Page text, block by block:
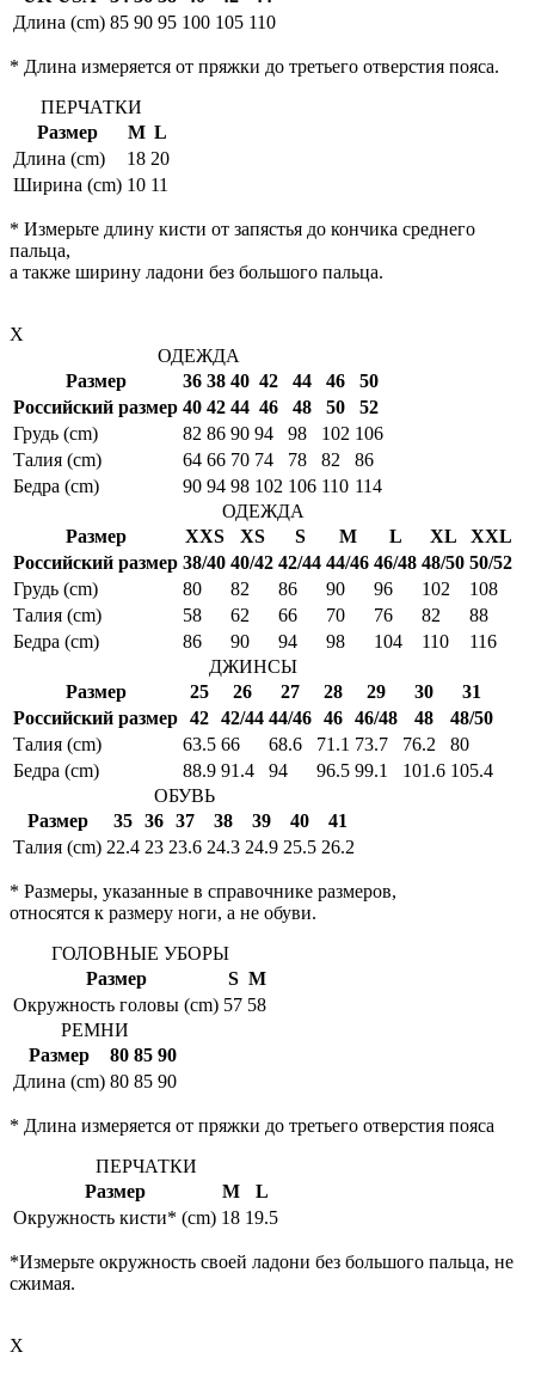
Длина (cm) 85 90 95 100 105 110
* Длина измеряется от пряжки до третьего отверстия пояса.
ПЕРЧАТКИ
Размер
M L
Длина (cm)
18 20
Ширина (cm) 10 11
* Измерьте длину кисти от запястья до кончика среднего
пальца,
а также ширину ладони без большого пальца.
X
ОДЕЖДА
Размер
36 38 40 42 44 46
50
Российский размер 40 42 44 46 48 50
52
Грудь (cm)
82 86 90 94 98 102 106
Талия (cm)
64 66 70 74 78 82
86
Бедра (cm)
90 94 98 102 106 110 114
ОДЕЖДА
Размер
XXS XS S M L XL
XXL
Российский размер 38/40 40/42 42/44 44/46 46/48 48/50 50/52
Грудь (cm)
80 82 86 90 96 102
108
Талия (cm)
58 62 66 70 76 82
88
Бедра (cm)
86 90 94 98 104 110
116
ДЖИНСЫ
Размер
25 26 27 28 29 30
31
Российский размер 42 42/44 44/46 46 46/48 48
48/50
Талия (cm)
63.5 66 68.6 71.1 73.7 76.2
80
Бедра (cm)
88.9 91.4 94 96.5 99.1 101.6 105.4
ОБУВЬ
Размер
35 36 37 38 39 40
41
Талия (cm) 22.4 23 23.6 24.3 24.9 25.5 26.2
* Размеры, указанные в справочнике размеров,
относятся к размеру ноги, а не обуви.
ГОЛОВНЫЕ УБОРЫ
Размер
S M
Окружность головы (cm) 57 58
РЕМНИ
Размер
80 85 90
Длина (cm) 80 85 90
* Длина измеряется от пряжки до третьего отверстия пояса
ПЕРЧАТКИ
Размер
M
L
Окружность кисти* (cm) 18 19.5
*Измерьте окружность своей ладони без большого пальца, не
сжимая.
X